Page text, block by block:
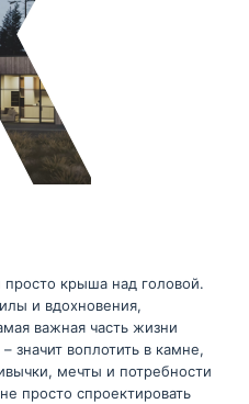
крыша над головой.
и вдохновения,
важная часть жизни
значит воплотить в камне,
мечты и потребности
просто спроектировать